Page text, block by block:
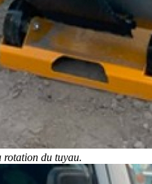
rotation du tuyau.